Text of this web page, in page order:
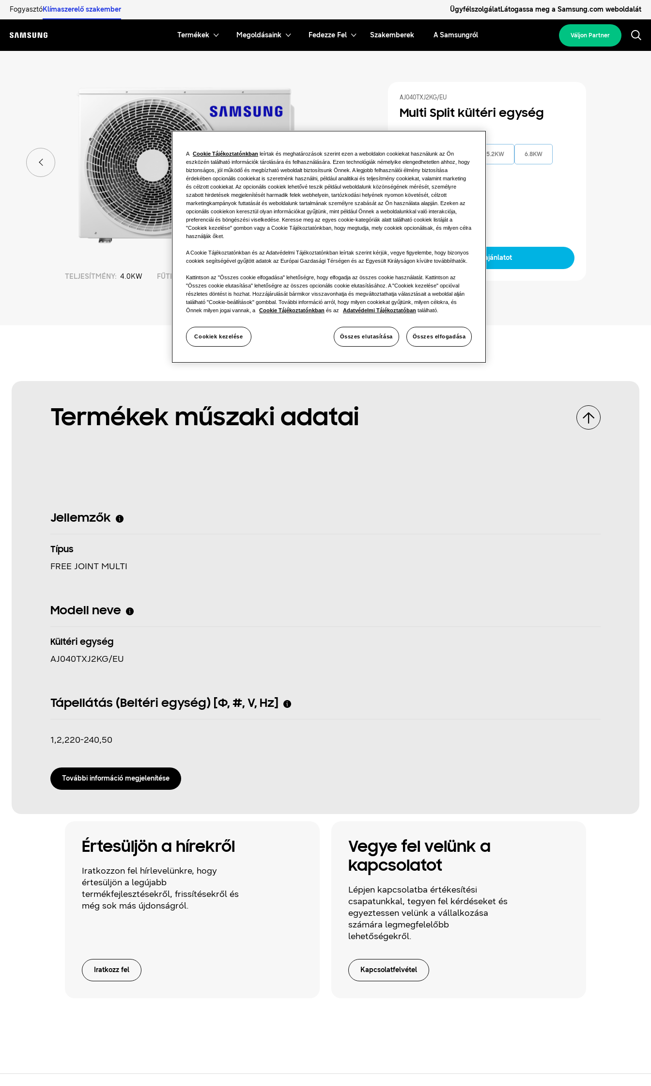
FogyasztóKlímaszerelő szakember ÜgyfélszolgálatLátogassa meg a Samsung.com weboldalát
Menu
Termékek Megoldásaink Fedezze Fel Szakemberek A Samsungról Váljon Partner
TELJESÍTMÉNY: 4.0KW FŰTÉS HŰTÉS:
Multi Split kültéri egység
AJ040TXJ2KG/EU
4.0KW 5.0KW 5.2KW 6.8KW
8.0KW
Elérhető villamos teljesítmény
Egyfázisú
Kérjen ajánlatot
Termékek műszaki adatai
Jellemzők
Típus
FREE JOINT MULTI
Modell neve
Kültéri egység
AJ040TXJ2KG/EU
Tápellátás (Beltéri egység) [Φ, #, V, Hz]
1,2,220-240,50
További információ megjelenítése
Értesüljön a hírekről
Iratkozzon fel hírlevelünkre, hogy
értesüljön a legújabb
termékfejlesztésekről, frissítésekről és
még sok más újdonságról.
Iratkozz fel
Vegye fel velünk a
kapcsolatot
Lépjen kapcsolatba értékesítési
csapatunkkal, tegyen fel kérdéseket és
egyeztessen velünk a vállalkozása
számára legmegfelelőbb
lehetőségekről.
Kapcsolatfelvétel
A Cookie Tájékoztatónkban leírtak és meghatározások szerint ezen a weboldalon cookiekat használunk az Ön
eszközén található információk tárolására és felhasználására. Ezen technológiák némelyike elengedhetetlen ahhoz, hogy
biztonságos, jól működő és megbízható weboldalt biztosítsunk Önnek. A legjobb felhasználói élmény biztosítása
érdekében opcionális cookiekat is szeretnénk használni, például analitikai és teljesítmény cookiekat, valamint marketing
és célzott cookiekat. Az opcionális cookiek lehetővé teszik például weboldalunk közönségének mérését, személyre
szabott hirdetések megjelenítését harmadik felek webhelyein, tartózkodási helyének nyomon követését, célzott
marketingkampányok futtatását és weboldalunk tartalmának személyre szabását az Ön használata alapján. Ezeken az
opcionális cookiekon keresztül olyan információkat gyűjtünk, mint például Önnek a weboldalunkkal való interakciója,
preferenciái és böngészési viselkedése. Keresse meg az egyes cookie-kategóriák alatt található cookiek listáját a
"Cookiek kezelése" gombon vagy a Cookie Tájékoztatónkban, hogy megtudja, mely cookiek opcionálisak, és milyen célra
használják őket.
A Cookie Tájékoztatónkban és az Adatvédelmi Tájékoztatónkban leírtak szerint kérjük, vegye figyelembe, hogy bizonyos
cookiek segítségével gyűjtött adatok az Európai Gazdasági Térségen és az Egyesült Királyságon kívülre továbbíthatók.
Kattintson az "Összes cookie elfogadása" lehetőségre, hogy elfogadja az összes cookie használatát. Kattintson az
"Összes cookie elutasítása" lehetőségre az összes opcionális cookie elutasításához. A "Cookiek kezelése" opcióval
részletes döntést is hozhat. Hozzájárulását bármikor visszavonhatja és megváltoztathatja választásait a weboldal alján
található "Cookie-beállítások" gombbal. További információ arról, hogy milyen cookiekat gyűjtünk, milyen célokra, és
Önnek milyen jogai vannak, a
Cookie Tájékoztatónkban és az Adatvédelmi Tájékoztatóban található.
Cookiek kezelése Összes elutasítása Összes elfogadása